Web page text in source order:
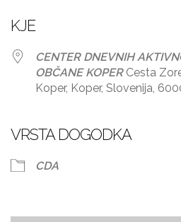
KJE
CENTER DNEVNIH
OBČANE KOPERCesta
Koper, Koper, Slovenija,
VRSTA DOGODKA
CDA